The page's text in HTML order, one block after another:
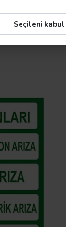
Seçileni